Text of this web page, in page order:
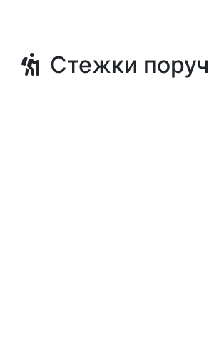
Стежки поруч